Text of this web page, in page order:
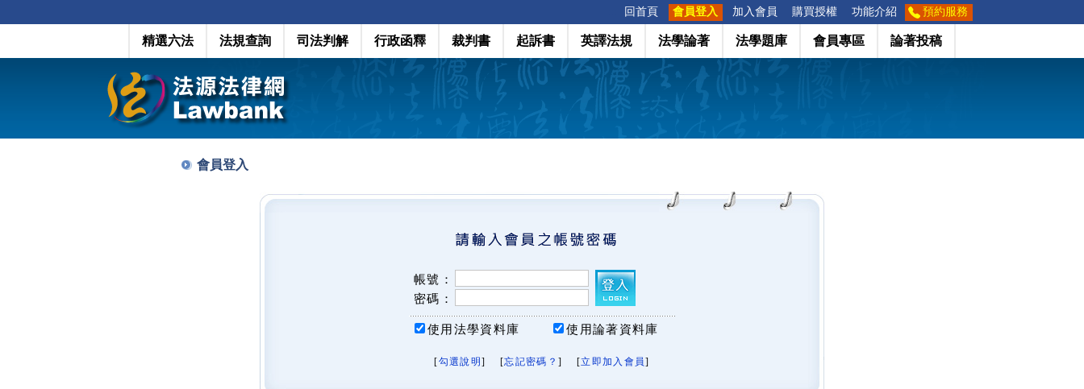
回首頁 會員登入 加入會員 購買授權 功能介紹 預約服務
精選六法 法規查詢 司法判解 行政函釋 裁判書 起訴書 英譯法規 法學論著 法學題庫 會員專區 論著投稿
會員登入
帳號：
密碼：
使用法學資料庫 使用論著資料庫
[勾選說明 ] [忘記密碼？ ] [立即加入會員]